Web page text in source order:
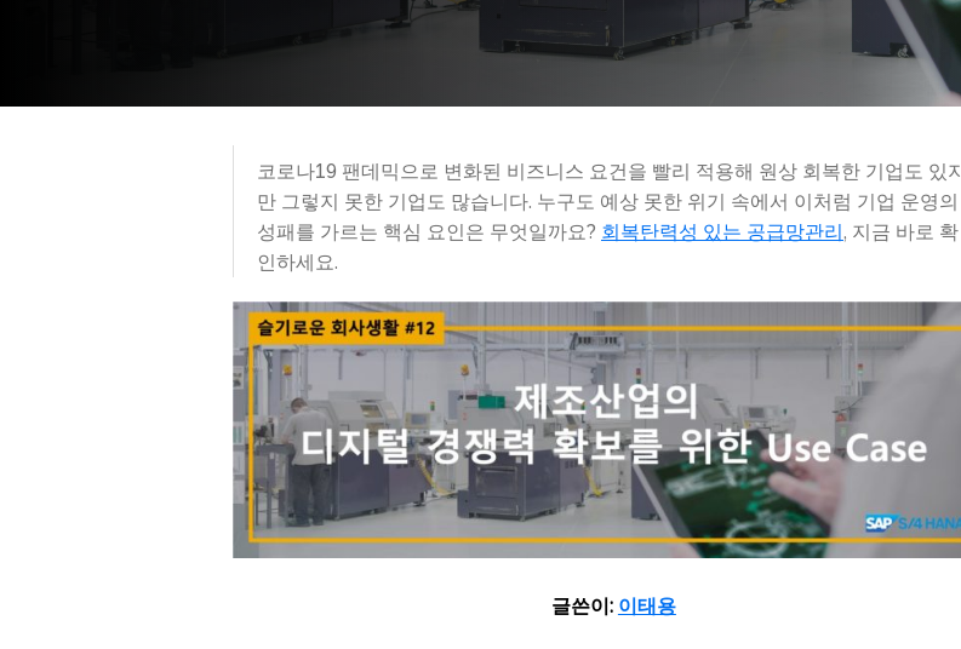
코로나19 팬데믹으로 변화된 비즈니스 요건을 빨리 적용해 원상 회복한 기업도 있지
만 그렇지 못한 기업도 많습니다. 누구도 예상 못한 위기 속에서 이처럼 기업 운영의
성패를 가르는 핵심 요인은 무엇일까요? 회복탄력성 있는 공급망관리 , 지금 바로 확
인하세요.
글쓴이: 이태용